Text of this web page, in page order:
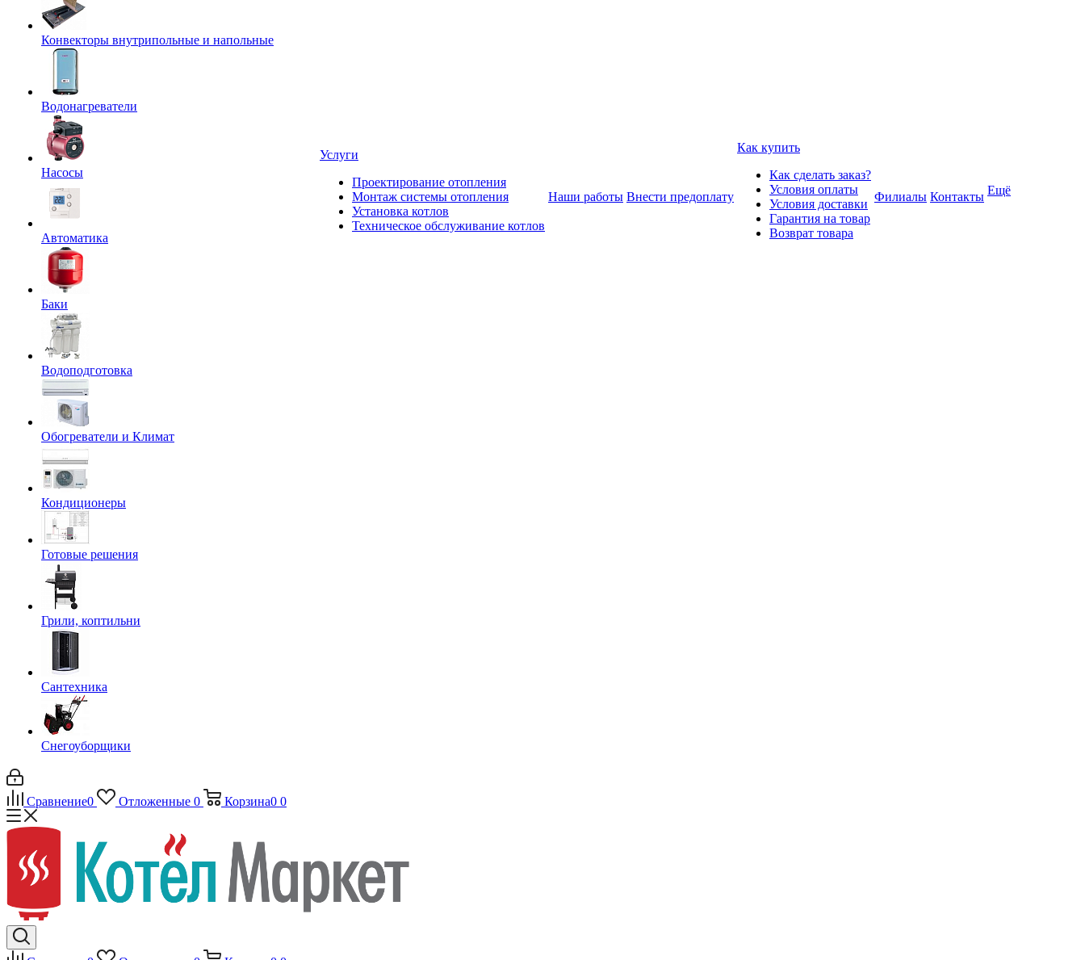
Конвекторы внутрипольные и напольные
Водонагреватели
Насосы
Автоматика
Баки
Водоподготовка
Обогреватели и Климат
Кондиционеры
Готовые решения
Грили, коптильни
Сантехника
Снегоуборщики
Услуги
Проектирование отопления
Монтаж системы отопления
Установка котлов
Техническое обслуживание котлов
Наши работы Внести предоплату
Как купить
Как сделать заказ?
Условия оплаты
Условия доставки
Гарантия на товар
Возврат товара
Филиалы Контакты Ещё
Сравнение0 Отложенные 0 Корзина0 0